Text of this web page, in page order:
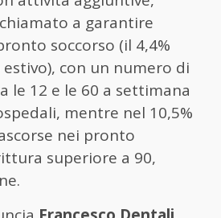
a garantire
soccorso (il 4,4%
con un numero di
le 12 e le 60 a settimana
mentre nel 10,5%
nei pronto
superiore a 90,